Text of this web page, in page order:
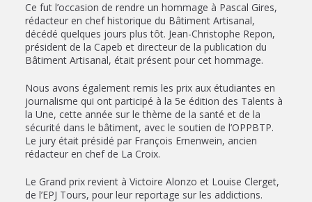
Ce fut l’occasion de rendre un hommage à Pascal Gires,
rédacteur en chef historique du Bâtiment Artisanal,
décédé quelques jours plus tôt. Jean-Christophe Repon,
président de la Capeb et directeur de la publication du
Bâtiment Artisanal, était présent pour cet hommage.
Nous avons également remis les prix aux étudiantes en
journalisme qui ont participé à la 5e édition des Talents à
la Une, cette année sur le thème de la santé et de la
sécurité dans le bâtiment, avec le soutien de l’OPPBTP.
Le jury était présidé par François Ernenwein, ancien
rédacteur en chef de La Croix.
Le Grand prix revient à Victoire Alonzo et Louise Clerget,
de l’EPJ Tours, pour leur reportage sur les addictions.